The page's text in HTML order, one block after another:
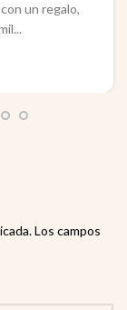
un regalo,
Los campos